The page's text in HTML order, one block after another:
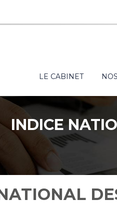
Principal
LE CABINET
INDICE